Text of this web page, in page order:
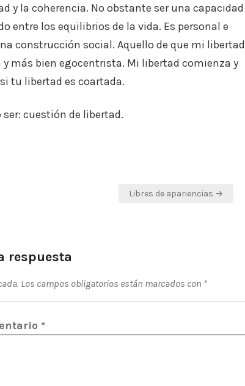
y la coherencia. No obstante ser una capacidad
entre los equilibrios de la vida. Es personal e
construcción social. Aquello de que mi libertad
más bien egocentrista. Mi libertad comienza y
tu libertad es coartada.
cuestión de libertad.
Libres de apariencias →
respuesta
Los campos obligatorios están marcados con *
*